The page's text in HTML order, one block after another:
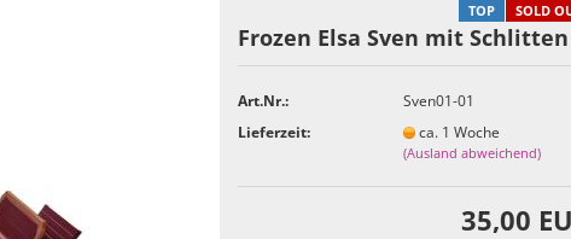
Passwort vergessen?
TOP SOLD
Frozen Elsa Sven mit Schlitten
Art.Nr.:
Sven01-01
Lieferzeit:
ca. 1 Woche
(Ausland abweichend)
35,00